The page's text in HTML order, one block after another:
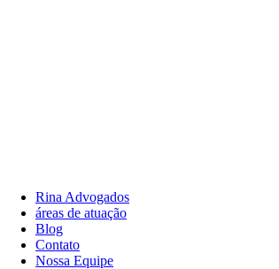
Rina Advogados
áreas de atuação
Blog
Contato
Nossa Equipe